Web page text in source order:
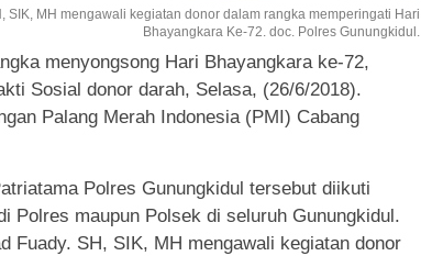
SIK, MH mengawali kegiatan donor dalam rangka memperingati Hari
Bhayangkara Ke-72. doc. Polres Gunungkidul.
menyongsong Hari Bhayangkara ke-72,
Sosial donor darah, Selasa, (26/6/2018).
Palang Merah Indonesia (PMI) Cabang
Polres Gunungkidul tersebut diikuti
Polres maupun Polsek di seluruh Gunungkidul.
Fuady. SH, SIK, MH mengawali kegiatan donor